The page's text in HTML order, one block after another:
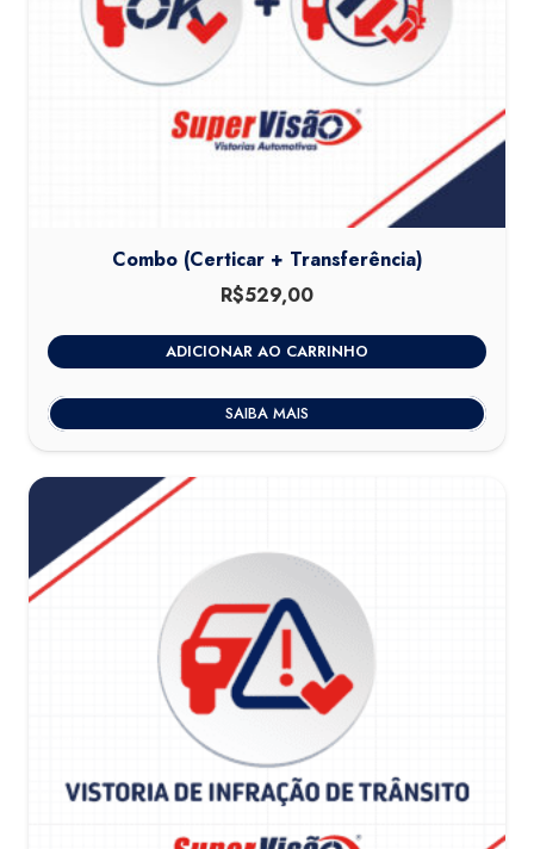
Combo (Certicar + Transferência)
R$529,00
ADICIONAR AO CARRINHO
SAIBA MAIS